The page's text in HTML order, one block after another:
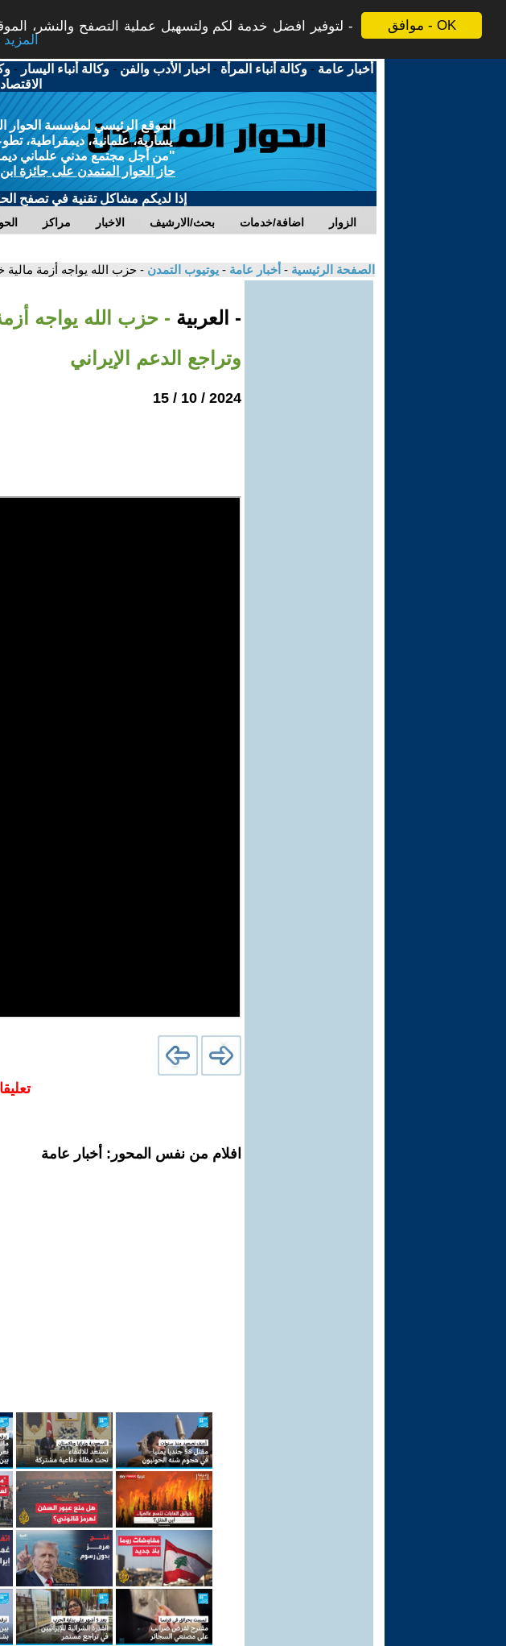
موافق - OK
لتوفير افضل خدمة لكم ولتسهيل عملية التصفح والنشر،
More info - المزيد
أخبار عامة -وكالة أنباء المرأة - اخبار الأدب والفن -وكالة أنباء اليسار -
الاقتصاد
الموقع الرئيسي لمؤسسة الحوار
يسارية، علمانية، ديمقراطية،
"من أجل مجتمع مدني علماني
حاز الحوار المتمدن على جائزة
إذا لديكم مشاكل تقنية في تصفح
مراكز الاخبار بحث/الارشيف اضافة/خدمات الزوار
الصفحة الرئيسية - أخبار عامة - يوتيوب التمدن - حزب الله يواجه أزمة مالية
- العربية - حزب الله يواجه
وتراجع الدعم الإيراني
2024 / 10 / 15
افلام من نفس المحور: أخبار عامة